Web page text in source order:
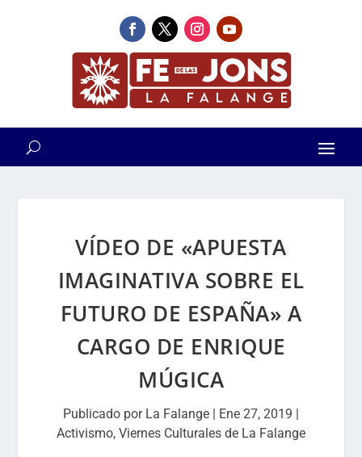
VÍDEO DE «APUESTA
IMAGINATIVA SOBRE EL
FUTURO DE ESPAÑA» A
CARGO DE ENRIQUE
MÚGICA
Publicado por La Falange | Ene 27, 2019 |
Activismo, Viernes Culturales de La Falange